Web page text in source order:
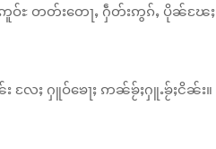
ႊဢူဝ်ႊ တတ်းတေႃႇ ႁဵတ်းဢွၵ်ႇ ပိုၼ်ၽႄႈ
ၼ်း လႄႈ ႁူဝ်ၶေႃႈ ဢၼ်ၶႂ်ႈႁူႉၶႂ်ႈငိၼ်း။